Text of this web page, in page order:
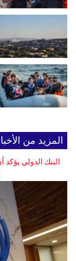
المزيد من
البنك الدولي